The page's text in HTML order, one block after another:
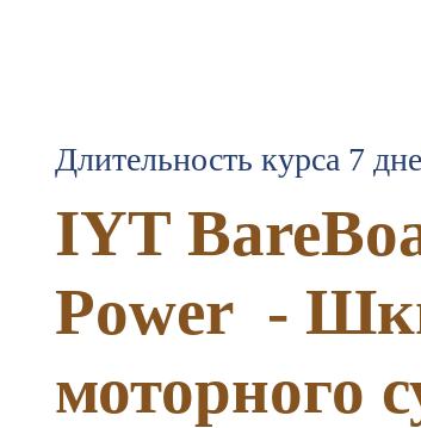
Длительность курса 7
IYT
Power -
моторного